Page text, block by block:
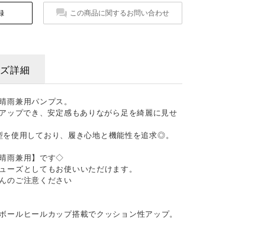
この商品に関するお問い合わせ
詳細
雨兼用パンプス。
ップでき、安定感もありながら足を綺麗に見せ
使用しており、履き心地と機能性を追求◎。
雨兼用】です◇
ーズとしてもお使いいただけます。
のご注意ください
ールヒールカップ搭載でクッション性アップ。